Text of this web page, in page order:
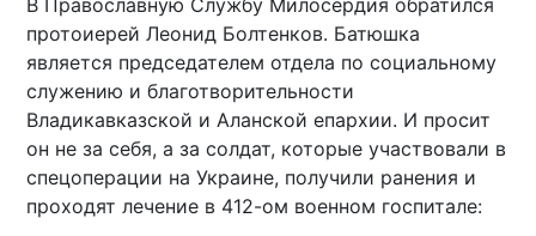
В Православную Службу Милосердия обратился
протоиерей Леонид Болтенков. Батюшка
является председателем отдела по социальному
служению и благотворительности
Владикавказской и Аланской епархии. И просит
он не за себя, а за солдат, которые участвовали в
спецоперации на Украине, получили ранения и
проходят лечение в 412-ом военном госпитале: